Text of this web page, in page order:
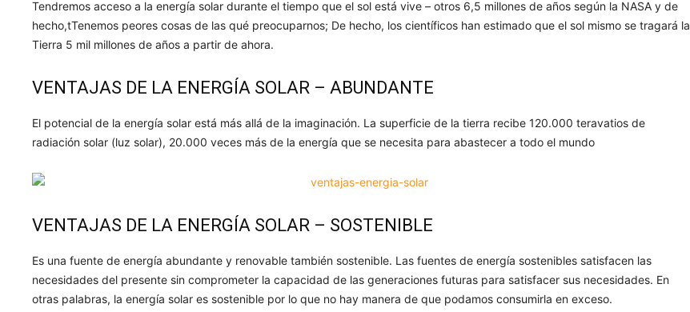
Tendremos acceso a la energía solar durante el tiempo que el sol está vive – otros 6,5 millones de años según la NASA y de
hecho,tTenemos peores cosas de las qué preocuparnos; De hecho, los científicos han estimado que el sol mismo se tragará la
Tierra 5 mil millones de años a partir de ahora.
VENTAJAS DE LA ENERGÍA SOLAR – ABUNDANTE
El potencial de la energía solar está más allá de la imaginación. La superficie de la tierra recibe 120.000 teravatios de
radiación solar (luz solar), 20.000 veces más de la energía que se necesita para abastecer a todo el mundo
VENTAJAS DE LA ENERGÍA SOLAR – SOSTENIBLE
Es una fuente de energía abundante y renovable también sostenible. Las fuentes de energía sostenibles satisfacen las
necesidades del presente sin comprometer la capacidad de las generaciones futuras para satisfacer sus necesidades. En
otras palabras, la energía solar es sostenible por lo que no hay manera de que podamos consumirla en exceso.